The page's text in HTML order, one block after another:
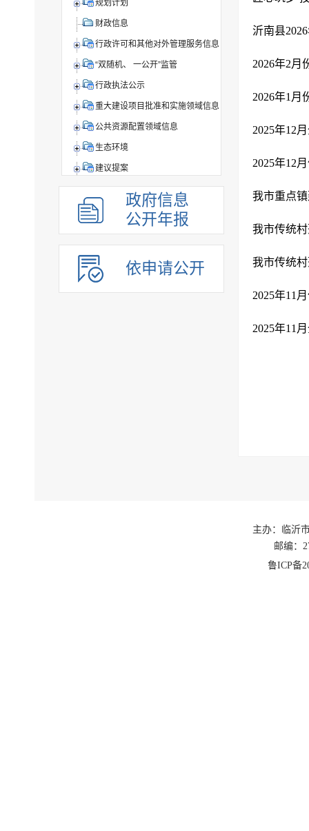
规划计划
财政信息
行政许可和其他对外管理服务信息
“双随机、 一公开”监管
行政执法公示
重大建设项目批准和实施领域信息
公共资源配置领域信息
生态环境
建议提案
组织管理
应急管理
重点领域
法制政府建设工作年报
政府信息
公开年报
依申请公开
2026年2月
2026年1月
2025年12
2025年12
我市重点
我市传统
我市传统
2025年11
2025年11
主办：临沂
邮编：
鲁ICP备